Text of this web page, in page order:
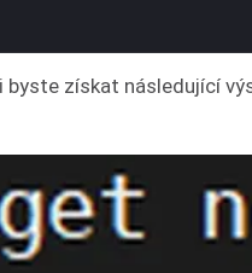
byste získat následující